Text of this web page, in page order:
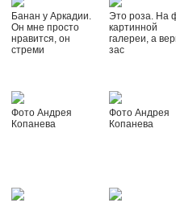
Банан у Аркадии.
Он мне просто
нравится, он
стреми
Это роза. На
картинной
галереи, а
зас
Фото Андрея
Копанева
Фото Андрея
Копанева